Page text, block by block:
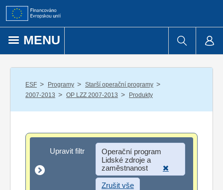
Přejít k obsahu
MENU
ESF / Programy / Starší operační programy /
2007-2013 / OP LZZ 2007-2013 / Produkty
Upravit filtr
Upravit filtr
Operační program
Lidské zdroje a
zaměstnanost
Zrušit vše